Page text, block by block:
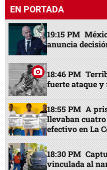
EN PORTADA
19:15 PM
anuncia
18:46 PM
fuerte ataque y
18:55 PM A
llevaban
efectivo en La
18:30 PM
vinculada al